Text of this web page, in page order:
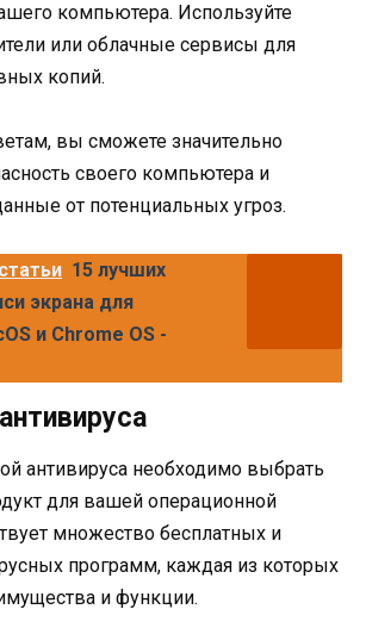
компьютера. Используйте
или облачные сервисы для
копий.
вы сможете значительно
своего компьютера и
от потенциальных угроз.
15 лучших
экрана для
и Chrome OS -
антивируса необходимо выбрать
для вашей операционной
множество бесплатных и
программ, каждая из которых
и функции.